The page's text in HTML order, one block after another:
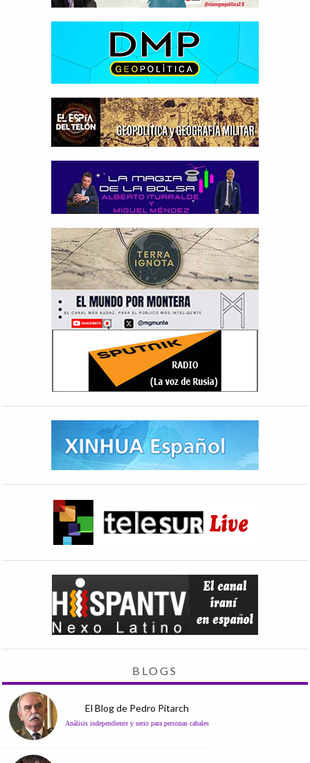
BLOGS
El Blog de Pedro Pitarch
Análisis independiente y serio para personas cabales